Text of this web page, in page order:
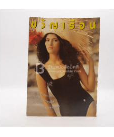
เรื่องย่อละครโทรทัศน์
ตยสารดารารุ่นเก่า
ฟนคลับดารา
รื่องย่อซีรี่ย์ต่างประเทศ
ทั่วไปและวาไรตี้
เรื่องสั้น ขำขัน
ศิลปะและการออกแบบ